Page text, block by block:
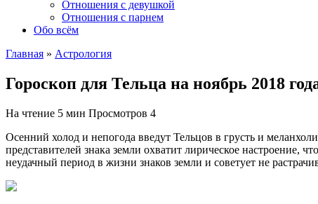
Отношения с девушкой
Отношения с парнем
Обо всём
Главная » Астрология
Гороскоп для Тельца на ноябрь 2018
На чтение 5 мин Просмотров 4
Осенний холод и непогода введут Тельцов в грусть и
представителей знака земли охватит лирическое настроение,
неудачный период в жизни знаков земли и советует не